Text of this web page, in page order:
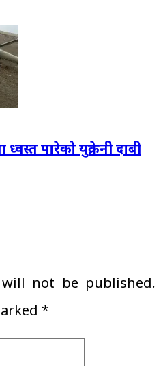
ध्वस्त पारेको युक्रेनी दाबी
not be published.
*